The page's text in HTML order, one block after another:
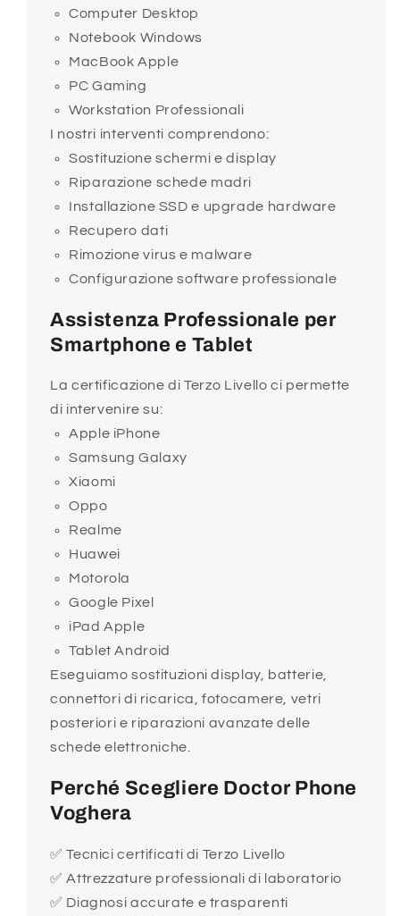
Computer Desktop
Notebook Windows
MacBook Apple
PC Gaming
Workstation Professionali
I nostri interventi comprendono:
Sostituzione schermi e display
Riparazione schede madri
Installazione SSD e upgrade hardware
Recupero dati
Rimozione virus e malware
Configurazione software professionale
Assistenza Professionale per
Smartphone e Tablet
La certificazione di Terzo Livello ci permette
di intervenire su:
Apple iPhone
Samsung Galaxy
Xiaomi
Oppo
Realme
Huawei
Motorola
Google Pixel
iPad Apple
Tablet Android
Eseguiamo sostituzioni display, batterie,
connettori di ricarica, fotocamere, vetri
posteriori e riparazioni avanzate delle
schede elettroniche.
Perché Scegliere Doctor Phone
Voghera
✅ Tecnici certificati di Terzo Livello
✅ Attrezzature professionali di laboratorio
✅ Diagnosi accurate e trasparenti